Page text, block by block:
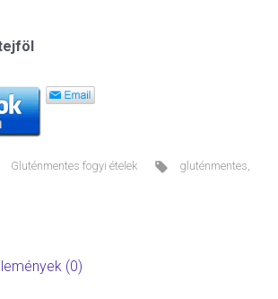
Gluténmentes fogyi ételek gluténmentes,
(0)